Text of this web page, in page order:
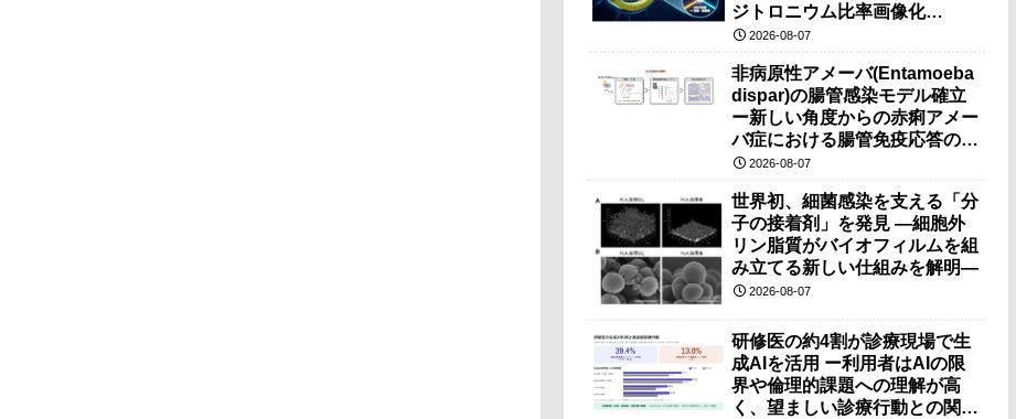
ジトロニウム比率画像化
（PRI）の原理検証に成功―
2026-08-07
非病原性アメーバ(Entamoeba
dispar)の腸管感染モデル確立
ー新しい角度からの赤痢アメー
バ症における腸管免疫応答の理
解に期待ー
2026-08-07
世界初、細菌感染を支える「分
子の接着剤」を発見 ―細胞外
リン脂質がバイオフィルムを組
み立てる新しい仕組みを解明―
2026-08-07
研修医の約4割が診療現場で生
成AIを活用 ー利用者はAIの限
界や倫理的課題への理解が高
く、望ましい診療行動との関連